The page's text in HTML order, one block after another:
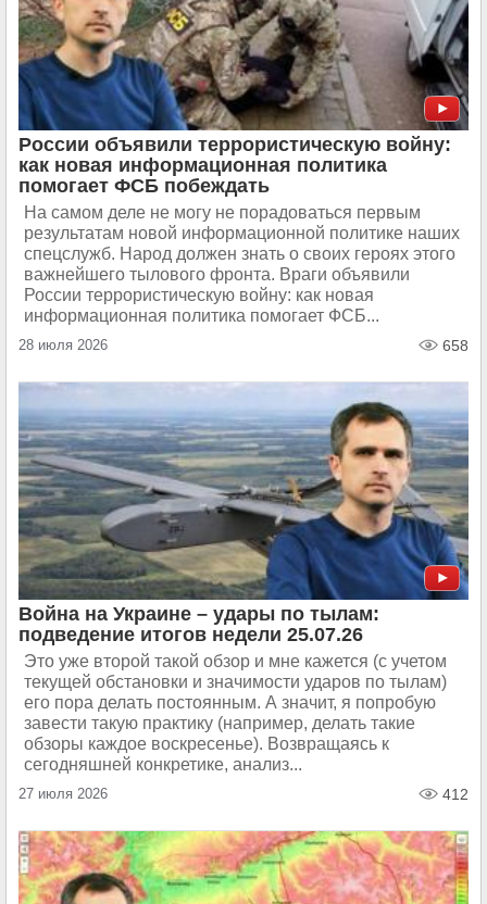
России объявили террористическую войну:
как новая информационная политика
помогает ФСБ побеждать
На самом деле не могу не порадоваться первым
результатам новой информационной политике наших
спецслужб. Народ должен знать о своих героях этого
важнейшего тылового фронта. Враги объявили
России террористическую войну: как новая
информационная политика помогает ФСБ...
28 июля 2026 658
Война на Украине – удары по тылам:
подведение итогов недели 25.07.26
Это уже второй такой обзор и мне кажется (с учетом
текущей обстановки и значимости ударов по тылам)
его пора делать постоянным. А значит, я попробую
завести такую практику (например, делать такие
обзоры каждое воскресенье). Возвращаясь к
сегодняшней конкретике, анализ...
27 июля 2026 412